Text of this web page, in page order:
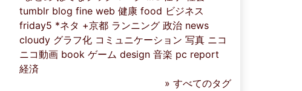
tumblr blog fine web 健康 food ビジネス
friday5 *ネタ +京都 ランニング 政治 news
cloudy グラフ化 コミュニケーション 写真 ニコ
ニコ動画 book ゲーム design 音楽 pc report
経済
» すべてのタグ